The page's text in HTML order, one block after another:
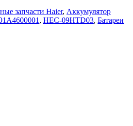
запчасти Haier, Аккумулятор
, HEC-09HTD03, Батареи